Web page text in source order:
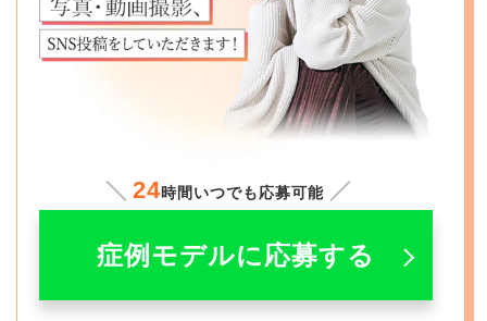
24時間いつでも応募可能
症例モデルに応募する